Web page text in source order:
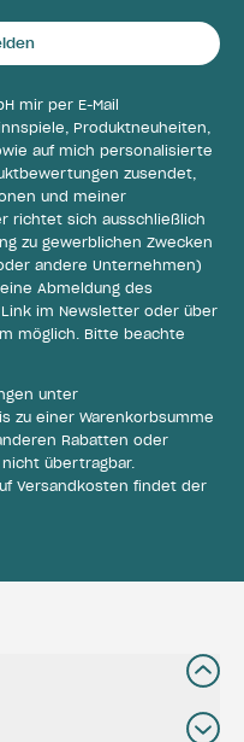
mir per E-Mail
Produktneuheiten,
auf mich personalisierte
zusendet,
und meiner
richtet sich ausschließlich
zu gewerblichen Zwecken
andere Unternehmen)
Abmeldung des
im Newsletter oder über
möglich. Bitte beachte
unter
zu einer Warenkorbsumme
Rabatten oder
übertragbar.
Versandkosten findet der